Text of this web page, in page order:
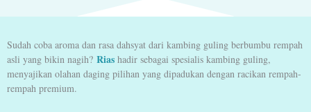
Sudah coba aroma dan rasa dahsyat dari kambing guling berbumbu rempah
asli yang bikin nagih? Rias hadir sebagai spesialis kambing guling,
menyajikan olahan daging pilihan yang dipadukan dengan racikan rempah-
rempah premium.